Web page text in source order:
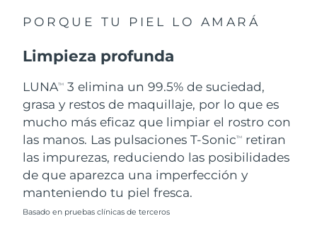
PORQUE TU PIEL LO AMARÁ
Limpieza profunda
LUNATM
3 elimina un 99.5% de suciedad,
grasa y restos de maquillaje, por lo que es
mucho más eficaz que limpiar el rostro con
las manos. Las pulsaciones T-SonicTM
retiran
las impurezas, reduciendo las posibilidades
de que aparezca una imperfección y
manteniendo tu piel fresca.
Basado en pruebas clínicas de terceros
Suecia Entrega prevista 8/9/26
Suiza Entrega prevista8/9/26
Taiwán Entrega prevista